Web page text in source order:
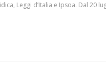
Leggi d’Italia e Ipsoa. Dal 20